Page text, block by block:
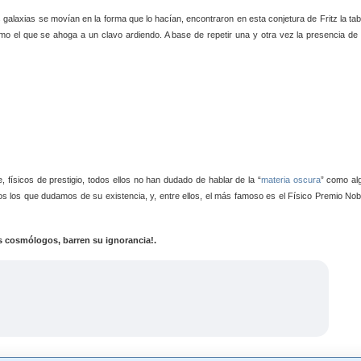
se movían en la forma que lo hacían, encontraron en esta conjetura de Fritz la
el que se ahoga a un clavo ardiendo. A base de repetir una y otra vez la presencia de
físicos de prestigio, todos ellos no han dudado de hablar de la “materia oscura” como
los que dudamos de su existencia, y, entre ellos, el más famoso es el Físico Premio
cosmólogos, barren su ignorancia!.